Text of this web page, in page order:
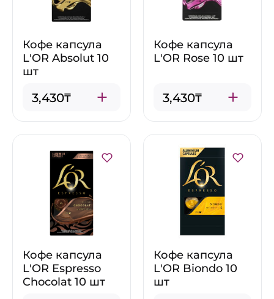
Кофе капсула
L'OR Absolut 10
шт
3,430₸
Кофе капсула
L'OR Rose 10 шт
3,430₸
Кофе капсула
L'OR Espresso
Chocolat 10 шт
Кофе капсула
L'OR Biondo 10
шт